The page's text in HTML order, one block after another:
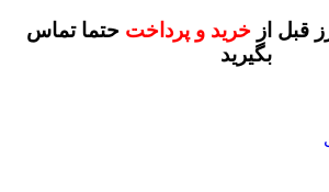
قبل از خرید و پرداختحتما تماس
بگیرید